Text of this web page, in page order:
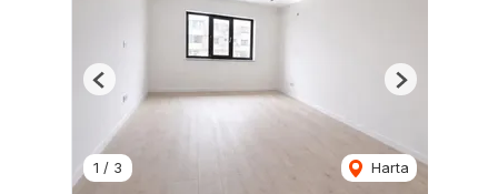
1 / 3 Harta
Previous Next